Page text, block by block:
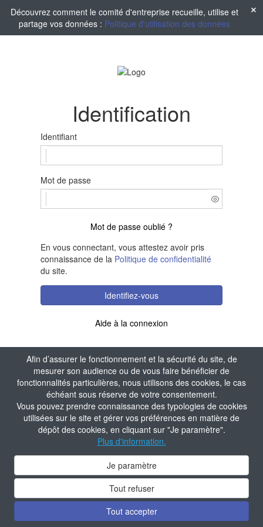
Afin d’assurer le fonctionnement et la sécurité du site, de
mesurer son audience ou de vous faire bénéficier de
fonctionnalités particulières, nous utilisons des cookies, le cas
échéant sous réserve de votre consentement.
Vous pouvez prendre connaissance des typologies de cookies
utilisées sur le site et gérer vos préférences en matière de
dépôt des cookies, en cliquant sur "Je paramètre".
Plus d'information.
Je paramètre
Tout refuser
Tout accepter
Découvrez comment le comité d'entreprise recueille, utilise et
partage vos données : Politique d'utilisation des données
Identification
Identifiant
Mot de passe
Mot de passe oublié ?
En vous connectant, vous attestez avoir pris
connaissance de la Politique de confidentialité
du site.
Identifiez-vous
Aide à la connexion